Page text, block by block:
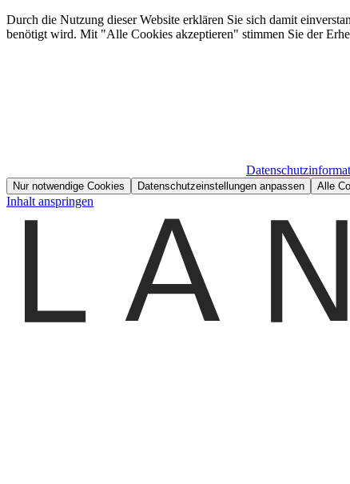
Durch die Nutzung dieser Website erklären Sie sich damit
benötigt wird. Mit "Alle Cookies akzeptieren" stimmen Sie der
Nur notwendige Cookies Datenschutzeinstellungen anpassen Alle
Inhalt anspringen